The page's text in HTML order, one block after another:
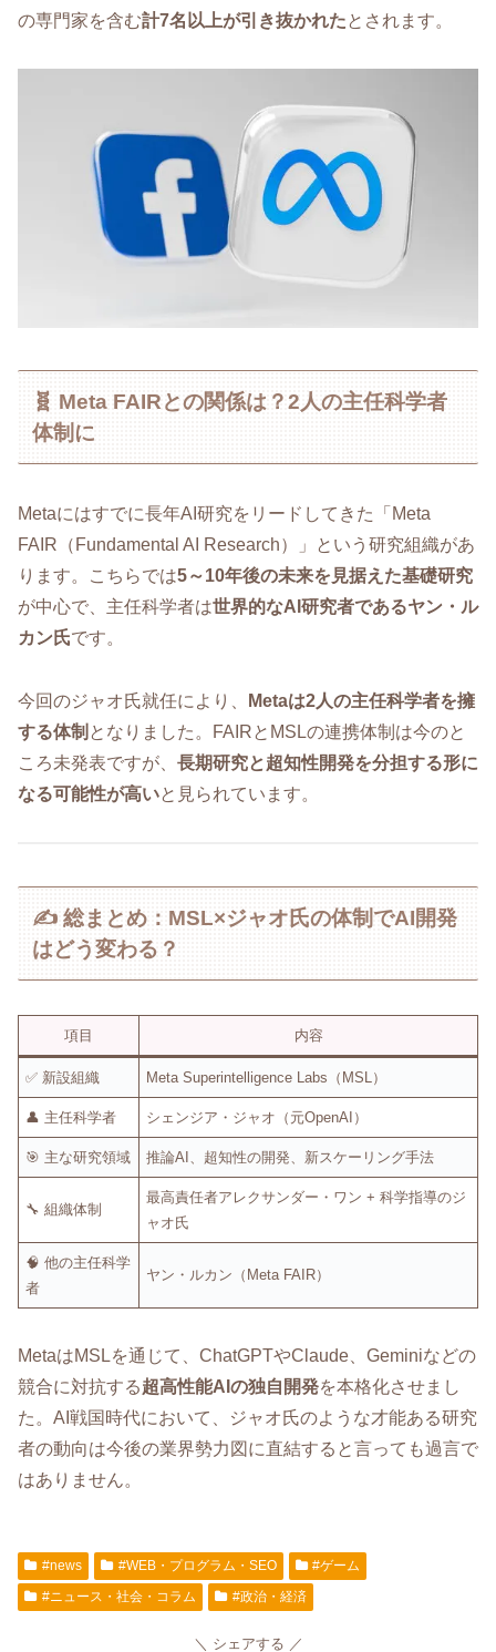
の専門家を含む計7名以上が引き抜かれたとされます。
🧬 Meta FAIRとの関係は？2人の主任科学者
体制に
Metaにはすでに長年AI研究をリードしてきた「Meta
FAIR（Fundamental AI Research）」という研究組織があ
ります。こちらでは5～10年後の未来を見据えた基礎研究
が中心で、主任科学者は世界的なAI研究者であるヤン・ル
カン氏です。
今回のジャオ氏就任により、
Metaは2人の主任科学者を擁
する体制 となりました。FAIRとMSLの連携体制は今のと
ころ未発表ですが、 長期研究と超知性開発を分担する形に
なる可能性が高いと見られています。
✍️ 総まとめ：MSL×ジャオ氏の体制でAI開発
はどう変わる？
項目 内容
✅ 新設組織 Meta Superintelligence Labs（MSL）
👤 主任科学者 シェンジア・ジャオ（元OpenAI）
🎯 主な研究領域 推論AI、超知性の開発、新スケーリング手法
🔧 組織体制
最高責任者アレクサンダー・ワン + 科学指導のジ
ャオ氏
🧠 他の主任科学
者
ヤン・ルカン（Meta FAIR）
MetaはMSLを通じて、ChatGPTやClaude、Geminiなどの
競合に対抗する超高性能AIの独自開発を本格化させまし
た。AI戦国時代において、ジャオ氏のような才能ある研究
者の動向は今後の業界勢力図に直結すると言っても過言で
はありません。
#news #WEB・プログラム・SEO
#ゲーム
#ニュース・社会・コラム
#政治・経済
シェアする